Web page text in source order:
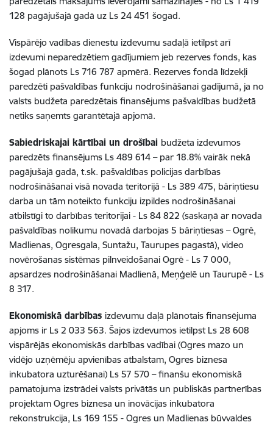
128 pagājušajā gadā uz Ls 24 451 šogad.
Vispārējo vadības dienestu izdevumu sadaļā ietilpst arī
izdevumi neparedzētiem gadījumiem jeb rezerves fonds, kas
šogad plānots Ls 716 787 apmērā. Rezerves fondā līdzekļi
paredzēti pašvaldības funkciju nodrošināšanai gadījumā, ja no
valsts budžeta paredzētais finansējums pašvaldības budžetā
netiks saņemts garantētajā apjomā.
Sabiedriskajai kārtībai un drošībai budžeta izdevumos
paredzēts finansējums Ls 489 614 – par 18.8% vairāk nekā
pagājušajā gadā, t.sk. pašvaldības policijas darbības
nodrošināšanai visā novada teritorijā - Ls 389 475, bāriņtiesu
darba un tām noteikto funkciju izpildes nodrošināšanai
atbilstīgi to darbības teritorijai - Ls 84 822 (saskaņā ar novada
pašvaldības nolikumu novadā darbojas 5 bāriņtiesas – Ogrē,
Madlienas, Ogresgala, Suntažu, Taurupes pagastā), video
novērošanas sistēmas pilnveidošanai Ogrē - Ls 7 000,
apsardzes nodrošināšanai Madlienā, Meņģelē un Taurupē - Ls
8 317.
Ekonomiskā darbības izdevumu daļā plānotais finansējuma
apjoms ir Ls 2 033 563. Šajos izdevumos ietilpst Ls 28 608
vispārējās ekonomiskās darbības vadībai (Ogres mazo un
vidējo uzņēmēju apvienības atbalstam, Ogres biznesa
inkubatora uzturēšanai) Ls 57 570 – finanšu ekonomiskā
pamatojuma izstrādei valsts privātās un publiskās partnerības
projektam Ogres biznesa un inovācijas inkubatora
rekonstrukcija, Ls 169 155 - Ogres un Madlienas būvvaldes